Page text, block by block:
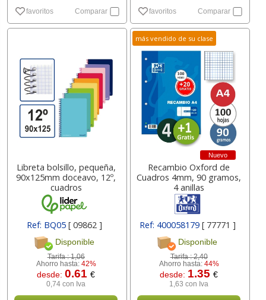
favoritos Comparar favoritos Comparar
Libreta bolsillo, pequeña,
90x125mm doceavo, 12º,
cuadros
Ref: BQ05 [ 09862 ]
Disponible
Tarifa :1,06
Ahorro hasta: 42%
desde:0.61€
0,74 con Iva
más vendido de su clase
Nuevo
Recambio Oxford de
Cuadros 4mm, 90 gramos,
4 anillas
Ref: 400058179 [ 77771 ]
Disponible
Tarifa :2,40
Ahorro hasta: 44%
desde: 1.35€
1,63 con Iva